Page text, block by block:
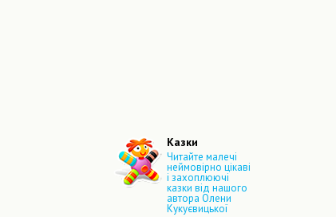
Казки
Читайте малечі
неймовірно цікаві
і захоплюючі
казки від нашого
автора Олени
Кукуєвицької